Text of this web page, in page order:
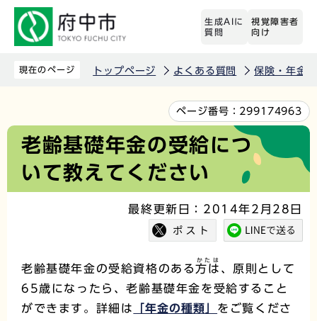
先
生成AIに
質問
視覚障害者
向け
現在のページ トップページ よくある質問 保険・年金
文
か
ページ番号： 299174963
老齢基礎年金の受給につ
いて教えてください
最終更新日：2014年2月28日
老齢基礎年金の受給資格のある方は
かたは
、原則として
65歳になったら、老齢基礎年金を受給すること
ができます。詳細は
「年金の種類」 をご覧くださ